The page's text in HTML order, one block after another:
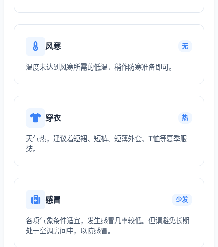
风寒 无
温度未达到风寒所需的低温，稍作防寒准备即可。
穿衣 热
天气热，建议着短裙、短裤、短薄外套、T恤等夏季服
装。
感冒 少发
各项气象条件适宜，发生感冒几率较低。但请避免长期
处于空调房间中，以防感冒。